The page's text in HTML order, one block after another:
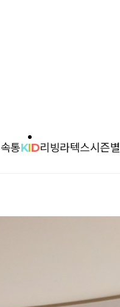
속통KID리빙라텍스시즌별